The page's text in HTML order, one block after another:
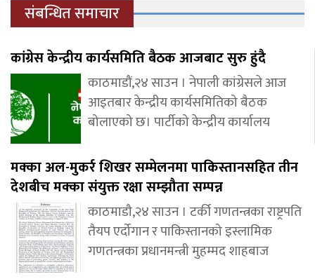
संबन्धित समाचार
कांग्रेस केन्द्रीय कार्यसमिति बैठक आजबाट सुरु हुंदै
काठमाडौं,२४ साउन । नेपाली कांग्रेसले आज
आइतबार केन्द्रीय कार्यसमितिको बैठक
बोलाएको छ। पार्टीको केन्द्रीय कार्यालय
मक्का अल-मुकर्र शिखर सम्मेलनमा पाकिस्तानसहित तीन
देशबीच मक्का संयुक्त रक्षा सम्झौता सम्पन्न
काठमाडौ,२४ साउन । टर्की गणतन्त्रका राष्ट्रपति
तैयप एर्दोगान र पाकिस्तानको इस्लामिक
गणतन्त्रका प्रधानमन्त्री मुहम्मद शाहबाज